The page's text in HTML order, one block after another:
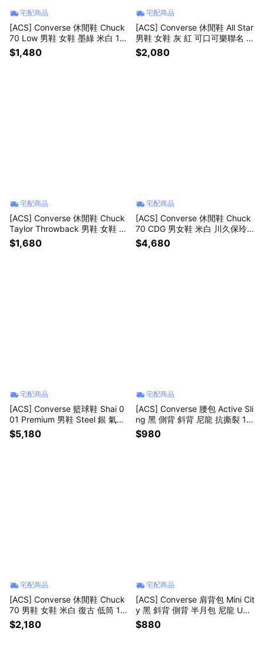
宅配商品
[ACS] Converse 休閒鞋 Chuck
70 Low 男鞋 女鞋 墨綠 米白 19
70 奶油底 帆布 三星標 情侶鞋 A
06524C
$1,480
宅配商品
[ACS] Converse 休閒鞋 All Star
男鞋 女鞋 灰 紅 可口可樂聯名 高
筒 帆布鞋 A18436C
$2,080
宅配商品
[ACS] Converse 休閒鞋 Chuck
Taylor Throwback 男鞋 女鞋 白
紅 帆布鞋 A18109C
$1,680
宅配商品
[ACS] Converse 休閒鞋 Chuck
70 CDG 男女鞋 米白 川久保玲
聯名款 1970 帆布鞋 A08795C
$4,680
宅配商品
[ACS] Converse 籃球鞋 Shai 0
01 Premium 男鞋 Steel 銀 氣墊
拉鍊 SGA A23977C
$5,180
宅配商品
[ACS] Converse 腰包 Active Sli
ng 黑 側背 斜背 尼龍 抗撕裂 10
026645A01
$980
宅配商品
[ACS] Converse 休閒鞋 Chuck
70 男鞋 女鞋 米白 復古 低筒 19
70 帆布鞋 A16989C
$2,180
宅配商品
[ACS] Converse 肩背包 Mini Cit
y 黑 斜背 側背 半月包 尼龍 UA5
951023
$880